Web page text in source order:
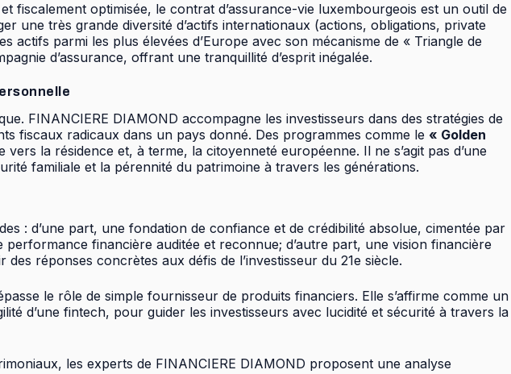
fiscalement optimisée, le contrat d’assurance-vie luxembourgeois est un outil de
une très grande diversité d’actifs internationaux (actions, obligations, private
parmi les plus élevées d’Europe avec son mécanisme de « Triangle de
d’assurance, offrant une tranquillité d’esprit inégalée.
FINANCIERE DIAMOND accompagne les investisseurs dans des stratégies de
fiscaux radicaux dans un pays donné. Des programmes comme le « Golden
la résidence et, à terme, la citoyenneté européenne. Il ne s’agit pas d’une
familiale et la pérennité du patrimoine à travers les générations.
: d’une part, une fondation de confiance et de crédibilité absolue, cimentée par
financière auditée et reconnue; d’autre part, une vision financière
réponses concrètes aux défis de l’investisseur du 21e siècle.
le rôle de simple fournisseur de produits financiers. Elle s’affirme comme un
d’une fintech, pour guider les investisseurs avec lucidité et sécurité à travers la
les experts de FINANCIERE DIAMOND proposent une analyse